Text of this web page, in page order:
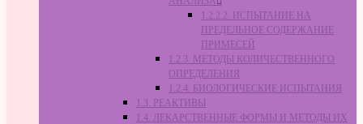
1.2.2.2. ИСПЫТАНИЕ НА
ПРЕДЕЛЬНОЕ СОДЕРЖАНИЕ
ПРИМЕСЕЙ
1.2.3. МЕТОДЫ КОЛИЧЕСТВЕННОГО
ОПРЕДЕЛЕНИЯ
1.2.4. БИОЛОГИЧЕСКИЕ ИСПЫТАНИЯ
1.3. РЕАКТИВЫ
1.4. ЛЕКАРСТВЕННЫЕ ФОРМЫ И МЕТОДЫ ИХ